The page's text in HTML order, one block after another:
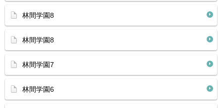
林間学園8
林間学園8
林間学園7
林間学園6